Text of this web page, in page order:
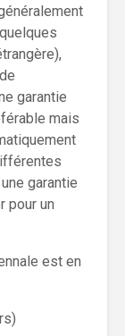
garantie
mais
garantie
pour un
est en